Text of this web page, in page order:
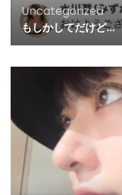
Uncategorized
もしかしてだけど…